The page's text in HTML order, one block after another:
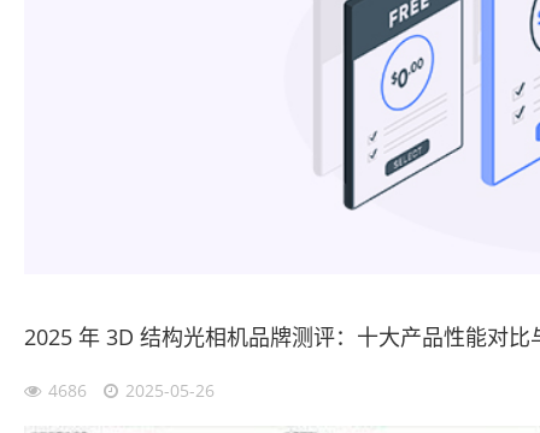
2025 年 3D 结构光相机品牌测评：十大产品性能对比
4686 2025-05-26